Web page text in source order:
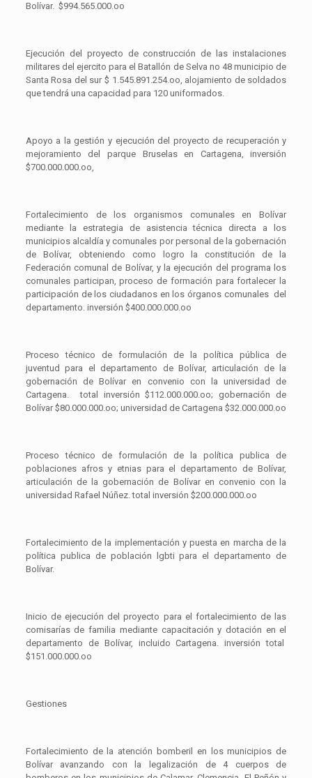
Bolívar. $994.565.000.oo
Ejecución del proyecto de construcción de las instalaciones
militares del ejercito para el Batallón de Selva no 48 municipio de
Santa Rosa del sur $ 1.545.891.254.oo, alojamiento de soldados
que tendrá una capacidad para 120 uniformados.
Apoyo a la gestión y ejecución del proyecto de recuperación y
mejoramiento del parque Bruselas en Cartagena, inversión
$700.000.000.oo,
Fortalecimiento de los organismos comunales en Bolívar
mediante la estrategia de asistencia técnica directa a los
municipios alcaldía y comunales por personal de la gobernación
de Bolívar, obteniendo como logro la constitución de la
Federación comunal de Bolívar, y la ejecución del programa los
comunales participan, proceso de formación para fortalecer la
participación de los ciudadanos en los órganos comunales del
departamento. inversión $400.000.000.oo
Proceso técnico de formulación de la política pública de
juventud para el departamento de Bolívar, articulación de la
gobernación de Bolívar en convenio con la universidad de
Cartagena. total inversión $112.000.000.oo; gobernación de
Bolívar $80.000.000.oo; universidad de Cartagena $32.000.000.oo
Proceso técnico de formulación de la política publica de
poblaciones afros y etnias para el departamento de Bolívar,
articulación de la gobernación de Bolívar en convenio con la
universidad Rafael Núñez. total inversión $200.000.000.oo
Fortalecimiento de la implementación y puesta en marcha de la
política publica de población lgbti para el departamento de
Bolívar.
Inicio de ejecución del proyecto para el fortalecimiento de las
comisarías de familia mediante capacitación y dotación en el
departamento de Bolívar, incluido Cartagena. inversión total
$151.000.000.oo
Gestiones
Fortalecimiento de la atención bomberil en los municipios de
Bolívar avanzando con la legalización de 4 cuerpos de